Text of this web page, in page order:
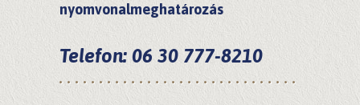
nyomvonalmeghatározás
Telefon: 06 30 777-8210